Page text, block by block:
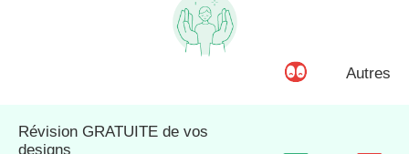
Autres
Révision GRATUITE de vos
designs